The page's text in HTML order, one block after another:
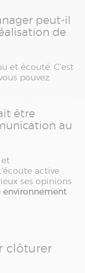
peut-il
de
et écouté. C’est
pouvez
être
au
active
ses opinions
environnement
clôturer